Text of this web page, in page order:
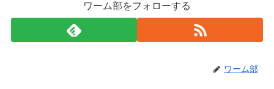
ワーム部をフォローする
ワーム部